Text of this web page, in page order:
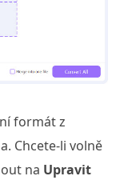
formát z
Chcete-li volně
na Upravit